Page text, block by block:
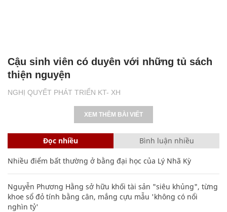
NGHỊ QUYẾT PHÁT TRIỂN KT- XH
Cậu sinh viên có duyên với những tủ sách
thiện nguyện
XEM THÊM BÀI VIẾT
Đọc nhiều Bình luận nhiều
Nhiều điểm bất thường ở bằng đại học của Lý Nhã Kỳ
Nguyễn Phương Hằng sở hữu khối tài sản "siêu khủng", từng
khoe sổ đỏ tính bằng cân, mắng cựu mẫu 'không có nổi
nghìn tỷ'